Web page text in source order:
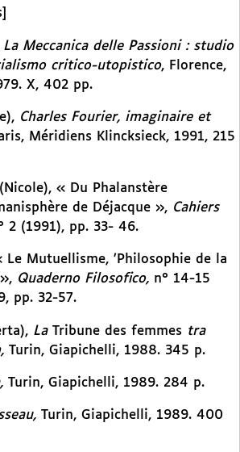
La Meccanica delle Passioni : studio
critico-utopistico, Florence,
X, 402 pp.
Charles Fourier, imaginaire et
Méridiens Klincksieck, 1991, 215
(Nicole), « Du Phalanstère
de Déjacque », Cahiers
2 (1991), pp. 33- 46.
Le Mutuellisme, ’Philosophie de la
Quaderno Filosofico, n° 14-15
pp. 32-57.
LaTribune des femmes tra
Turin, Giapichelli, 1988. 345 p.
Turin, Giapichelli, 1989. 284 p.
Turin, Giapichelli, 1989. 400